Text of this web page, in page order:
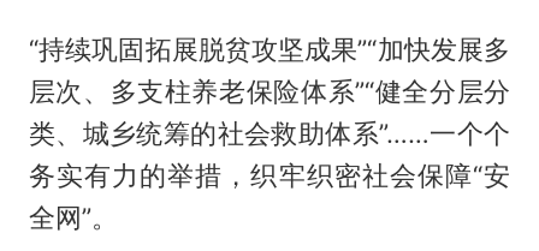
“持续巩固拓展脱贫攻坚成果”“加快发展多
层次、多支柱养老保险体系”“健全分层分
类、城乡统筹的社会救助体系”……一个个
务实有力的举措，织牢织密社会保障“安
全网”。